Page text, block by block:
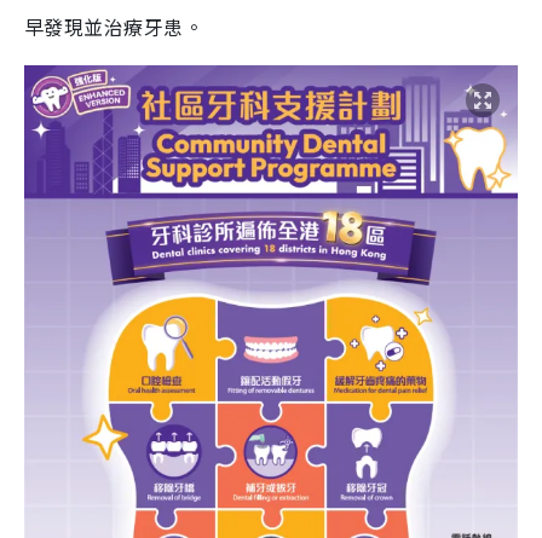
早發現並治療牙患。